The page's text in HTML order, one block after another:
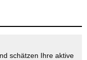
schätzen Ihre aktive